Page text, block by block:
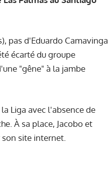
pas d'Eduardo Camavinga
écarté du groupe
"gêne" à la jambe
Liga avec l'absence de
À sa place, Jacobo et
site internet.